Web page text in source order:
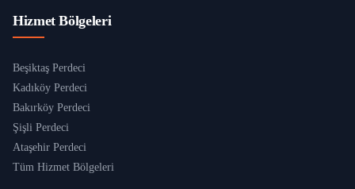
Hizmet Bölgeleri
Beşiktaş Perdeci
Kadıköy Perdeci
Bakırköy Perdeci
Şişli Perdeci
Ataşehir Perdeci
Tüm Hizmet Bölgeleri